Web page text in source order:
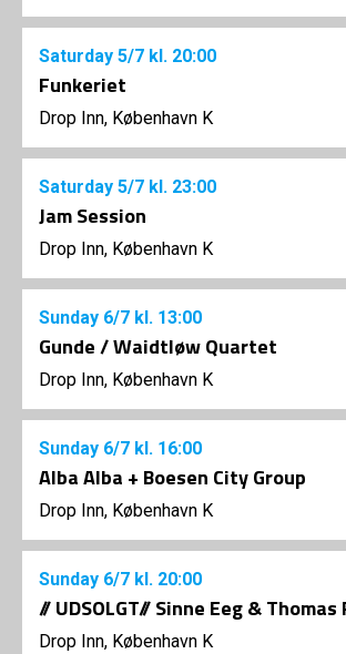
Saturday 5/7 kl. 20:00
Funkeriet
Drop Inn, København K
Saturday 5/7 kl. 23:00
Jam Session
Drop Inn, København K
Sunday 6/7 kl. 13:00
Gunde / Waidtløw Quartet
Drop Inn, København K
Sunday 6/7 kl. 16:00
Alba Alba + Boesen City Group
Drop Inn, København K
Sunday 6/7 kl. 20:00
// UDSOLGT// Sinne Eeg &
Drop Inn, København K